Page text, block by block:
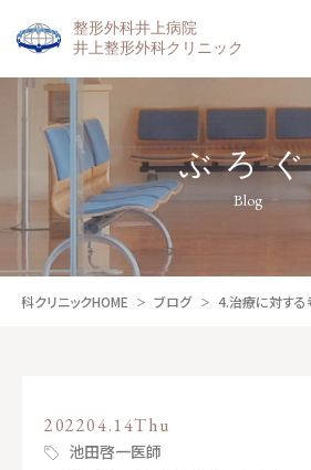
整形外科井上病院
井上整形外科クリニック
ぶろ
Blog
科クリニックHOME ブログ 4.治療に対する
202204.14Thu
池田啓一医師